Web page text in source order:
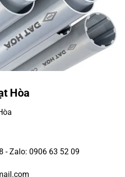
Hòa
- Zalo: 0906 63 52 09